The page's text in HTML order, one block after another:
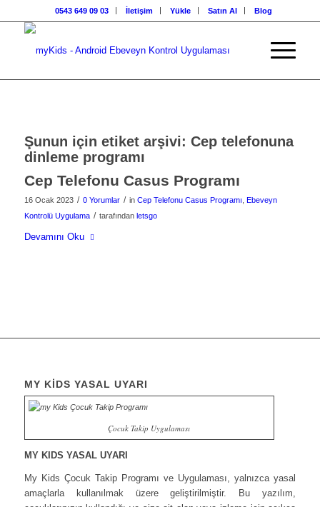
0543 649 09 03 İletişim Yükle Satın Al Blog
Şunun için etiket arşivi: Cep telefonuna
dinleme programı
Cep Telefonu Casus Programı
16 Ocak 2023 / 0 Yorumlar / in Cep Telefonu Casus Programı Ebeveyn
Kontrolü Uygulama / tarafından letsgo
Devamını Oku
MY KİDS YASAL UYARI
Çocuk Takip Uygulaması
MY KIDS YASAL UYARI
My Kids Çocuk Takip Programı ve Uygulaması, yalnızca yasal
amaçlarla kullanılmak üzere geliştirilmiştir. Bu yazılım,